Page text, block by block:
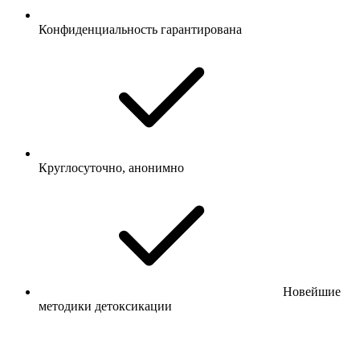
Конфиденциальность гарантирована
Круглосуточно, анонимно
Новейшие
методики детоксикации